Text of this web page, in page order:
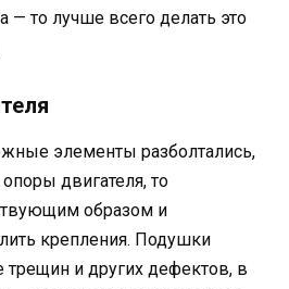
— то лучше всего делать это
элементы разболтались,
двигателя, то
образом и
крепления. Подушки
трещин и других дефектов, в